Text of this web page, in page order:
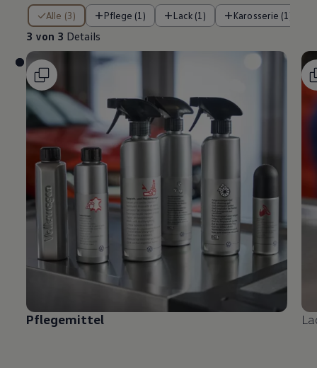
Alle (3) Pflege (1) Lack (1) Karosserie (1)
3 von 3 Details
3 von 3 Details
Pflegemittel